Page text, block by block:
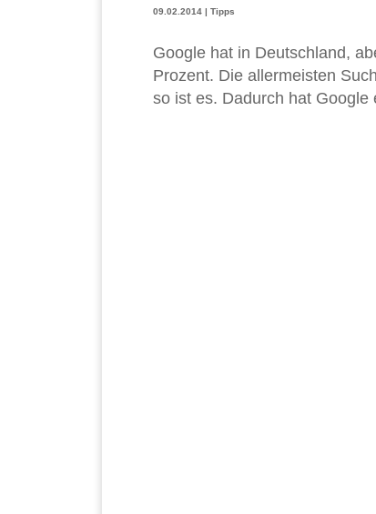
09.02.2014 | Tipps
Google hat in Deutschland,
Prozent. Die allermeisten
so ist es. Dadurch hat